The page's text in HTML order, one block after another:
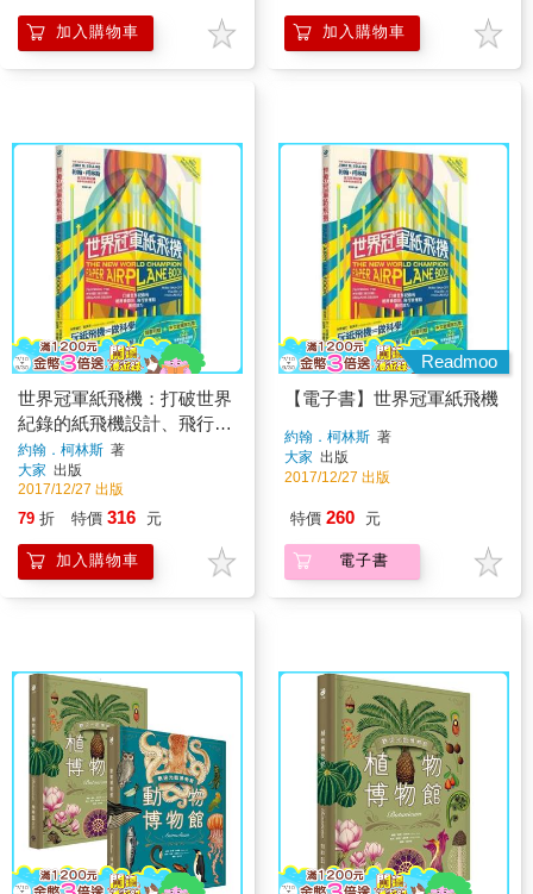
加入購物車 加入購物車
世界冠軍紙飛機：打破世界
紀錄的紙飛機設計、飛行原
理及調校技巧
約翰．柯林斯 著
大家 出版
2017/12/27 出版
79 折 特價 316 元
加入購物車
Readmoo
【電子書】世界冠軍紙飛機
約翰．柯林斯 著
大家 出版
2017/12/27 出版
特價 260 元
電子書